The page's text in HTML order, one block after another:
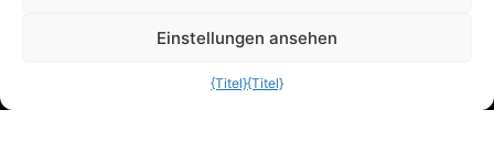
Einstellungen ansehen
{Titel}{Titel}
Datenschutzbestimmungen